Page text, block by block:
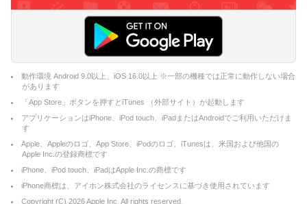
動作環境 Android 9.0以上、iOS 16.0以上 ※一部の機種では正常に動作しない場合
があります
「App Store」ボタンを押すとiTunes （外部サイト）が起動します
アプリケーションはiPhone、iPod touch、iPadまたはAndroidでご利用いただけま
す
Apple、Appleのロゴ、App Store、iPodのロゴ、iTunesは、米国および他国の
Apple Inc.の登録商標です
iPhone、iPod touch、iPadはApple Inc.の商標です
iPhone商標は、アイホン株式会社のライセンスに基づき使用されています
Copyright (C) 2026Apple Inc. All rights reserved.